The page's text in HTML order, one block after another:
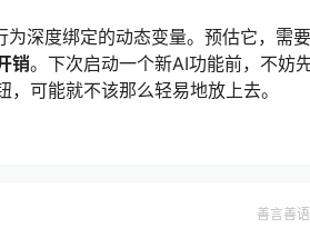
深度绑定的动态变量。预估它，需
销。下次启动一个新AI功能前，不妨
可能就不该那么轻易地放上去。
善言善